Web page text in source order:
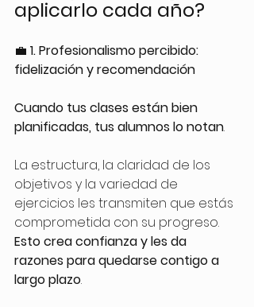
aplicarlo cada año?
💼 1. Profesionalismo percibido:
fidelización y recomendación
Cuando tus clases están bien
planificadas, tus alumnos lo notan.
La estructura, la claridad de los
objetivos y la variedad de
ejercicios les transmiten que estás
comprometida con su progreso.
Esto crea confianza y les da
razones para quedarse contigo a
largo plazo.